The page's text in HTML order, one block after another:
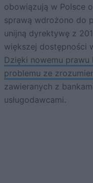
obowiązują w Polsce
sprawą wdrożono do
unijną dyrektywę z
większej dostępności
Dzięki nowemu
problemu ze
zawieranych z
usługodawcami.